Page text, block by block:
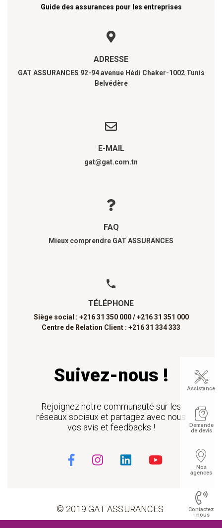
Guide des assurances pour les entreprises
ADRESSE
GAT ASSURANCES 92-94 avenue Hédi Chaker-1002 Tunis
Belvédère
E-MAIL
gat@gat.com.tn
FAQ
Mieux comprendre GAT ASSURANCES
TÉLÉPHONE
Siège social : +216 31 350 000 / +216 31 351 000
Centre de Relation Client : +216 31 334 333
Suivez-nous !
Rejoignez notre communauté sur les
réseaux sociaux et partagez avec nous
vos avis et feedbacks !
© 2019 GAT ASSURANCES
Assistance
Demande
de devis
Nos
agences
Contactez
- nous